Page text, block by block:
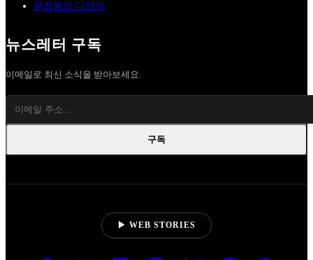
편집팀의 다양성
뉴스레터 구독
이메일로 최신 소식을 받아보세요.
구독
▶ WEB STORIES